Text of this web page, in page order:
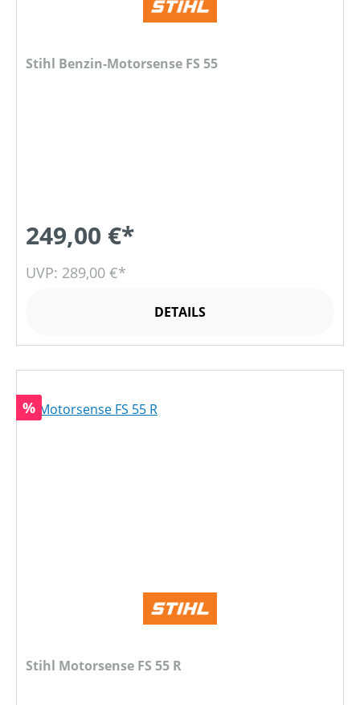
Stihl Benzin-Motorsense FS 55
249,00 €*
UVP: 289,00 €*
DETAILS
Rabatt
%
Stihl Motorsense FS 55 R